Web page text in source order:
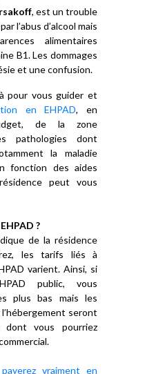
, est un trouble
l’abus d’alcool mais
alimentaires
B1. Les dommages
et une confusion.
pour vous guider et
en EHPAD, en
de la zone
pathologies dont
la maladie
fonction des aides
peut vous
?
de la résidence
les tarifs liés à
varient. Ainsi, si
public, vous
plus bas mais les
seront
vous pourriez
vraiment en